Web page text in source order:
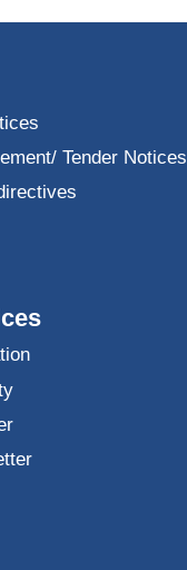
Tender Notices